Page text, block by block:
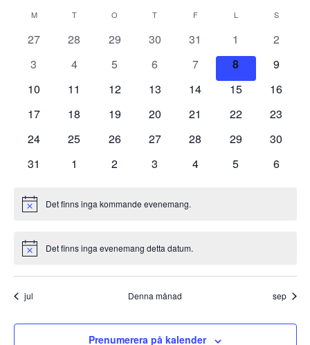
Views
datum.
Kalender
M T O T F L S
0
27
0
28
0
29
0
30
0
evenemang
31
0
evenemang
1
0
2
0
3
0
4
0
5
0
6
0
evenemang
7
0
evenemang
8
0
9
0
10
0
11
0
12
0
13
0
14
0
15
0
16
0
17
0
18
0
19
0
20
0
21
0
22
0
23
0
24
0
25
0
26
0
27
0
28
0
29
0
30
0
31
0
1
0
2
0
3
0
4
0
5
0
6
Notis Det finns inga kommande evenemang.
Notis Det finns inga evenemang detta datum.
jul Denna månad sep
Prenumerera på kalender